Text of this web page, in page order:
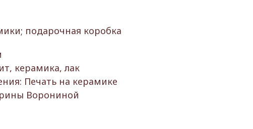
подарочная коробка
керамика, лак
Печать на керамике
Ворониной